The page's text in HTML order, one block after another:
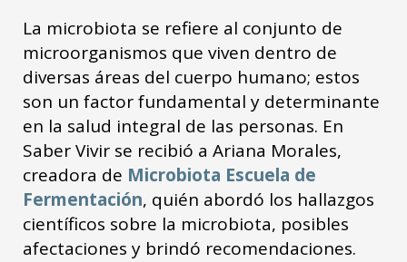
La microbiota se refiere al conjunto de
microorganismos que viven dentro de
diversas áreas del cuerpo humano; estos
son un factor fundamental y determinante
en la salud integral de las personas. En
Saber Vivir se recibió a Ariana Morales,
creadora de Microbiota Escuela de
Fermentación, quién abordó los hallazgos
científicos sobre la microbiota, posibles
afectaciones y brindó recomendaciones.